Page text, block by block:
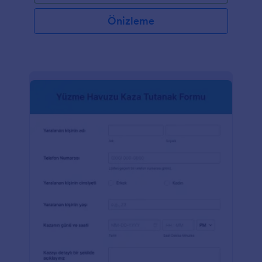
verdiğinden ve olası riskleri veya gecikmeleri
önlediğinden dolayı şirketler için çok önemlidir.Her
büyüklükteki ve sektördeki şirketler İş Durdurma
süreçlerini kolaylaştırabilir, zamanında iletişim
sayesinde bu formu oluşturmak ve özelleştirmek çok
geliştirmek ve şirketlerin özel gereksinimlerini
özelleştirme seçenekleri gibi özellikler sunar.
etkin bir şekilde yönetebilir, üretken ve güvenli bir
Önizleme